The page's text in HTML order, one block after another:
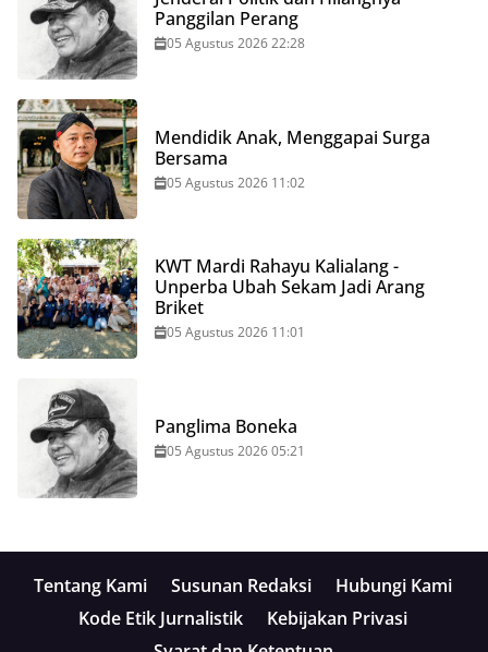
Panggilan Perang
05 Agustus 2026 22:28
Mendidik Anak, Menggapai Surga
Bersama
05 Agustus 2026 11:02
KWT Mardi Rahayu Kalialang -
Unperba Ubah Sekam Jadi Arang
Briket
05 Agustus 2026 11:01
Panglima Boneka
05 Agustus 2026 05:21
Tentang Kami Susunan Redaksi
Hubungi Kami
Kode Etik Jurnalistik
Kebijakan Privasi